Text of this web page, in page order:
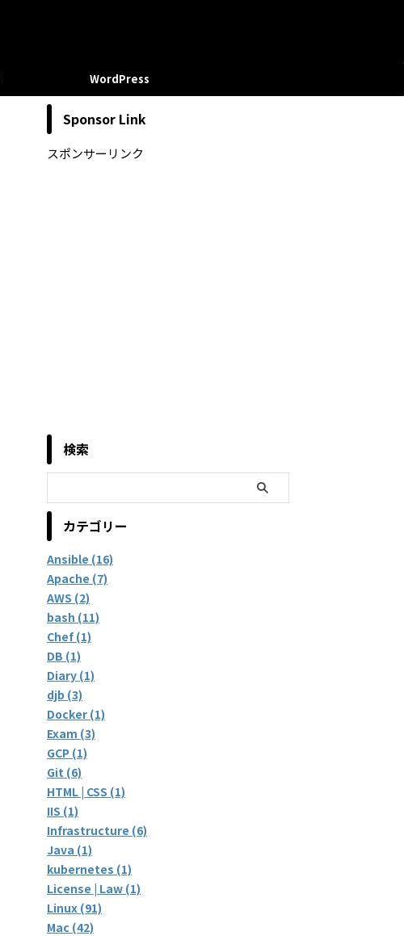
WordPress
Sponsor Link
スポンサーリンク
検索
カテゴリー
Ansible (16)
Apache (7)
AWS (2)
bash (11)
Chef (1)
DB (1)
Diary (1)
djb (3)
Docker (1)
Exam (3)
GCP (1)
Git (6)
HTML | CSS (1)
IIS (1)
Infrastructure (6)
Java (1)
kubernetes (1)
License | Law (1)
Linux (91)
Mac (42)